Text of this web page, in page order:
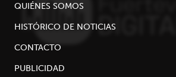
QUIÉNES SOMOS
HISTÓRICO DE NOTICIAS
CONTACTO
PUBLICIDAD